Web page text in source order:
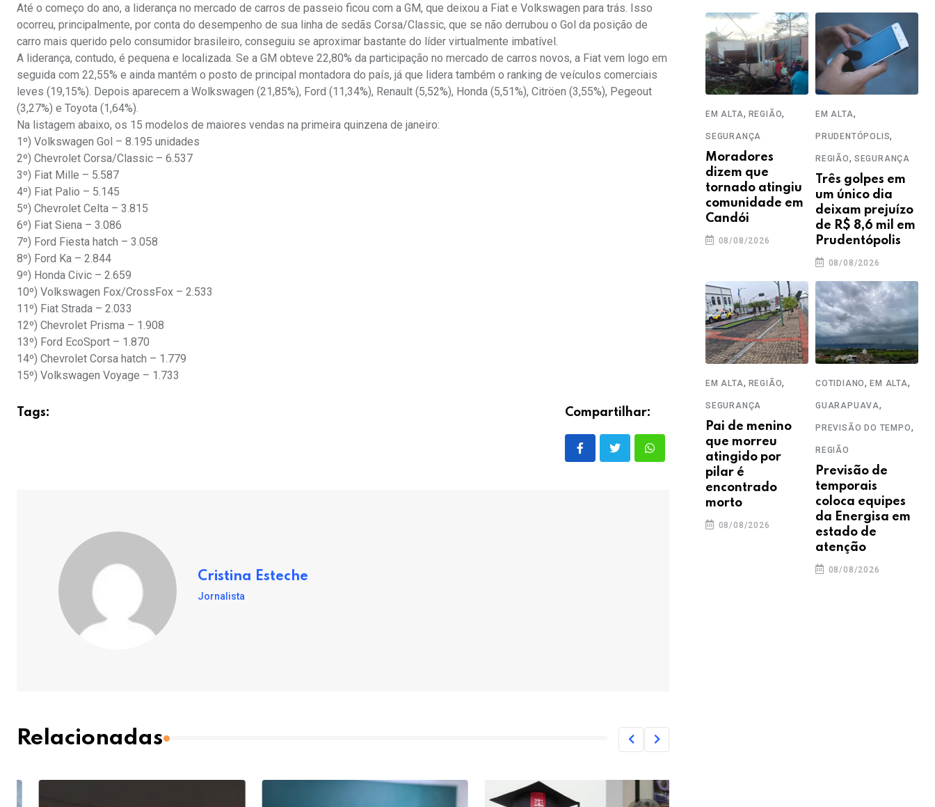
Até o começo do ano, a liderança no mercado de carros de passeio ficou com a GM, que deixou a Fiat e Volkswagen para trás. Isso
ocorreu, principalmente, por conta do desempenho de sua linha de sedãs Corsa/Classic, que se não derrubou o Gol da posição de
carro mais querido pelo consumidor brasileiro, conseguiu se aproximar bastante do líder virtualmente imbatível.
A liderança, contudo, é pequena e localizada. Se a GM obteve 22,80% da participação no mercado de carros novos, a Fiat vem logo em
seguida com 22,55% e ainda mantém o posto de principal montadora do país, já que lidera também o ranking de veículos comerciais
leves (19,15%). Depois aparecem a Wolkswagen (21,85%), Ford (11,34%), Renault (5,52%), Honda (5,51%), Citröen (3,55%), Pegeout
(3,27%) e Toyota (1,64%).
Na listagem abaixo, os 15 modelos de maiores vendas na primeira quinzena de janeiro:
1º) Volkswagen Gol – 8.195 unidades
2º) Chevrolet Corsa/Classic – 6.537
3º) Fiat Mille – 5.587
4º) Fiat Palio – 5.145
5º) Chevrolet Celta – 3.815
6º) Fiat Siena – 3.086
7º) Ford Fiesta hatch – 3.058
8º) Ford Ka – 2.844
9º) Honda Civic – 2.659
10º) Volkswagen Fox/CrossFox – 2.533
11º) Fiat Strada – 2.033
12º) Chevrolet Prisma – 1.908
13º) Ford EcoSport – 1.870
14º) Chevrolet Corsa hatch – 1.779
15º) Volkswagen Voyage – 1.733
Tags: Compartilhar:
Cristina Esteche
Jornalista
Relacionadas
EM ALTA, REGIÃO,
SEGURANÇA
Moradores
dizem que
tornado atingiu
comunidade em
Candói
08/08/2026
EM ALTA,
PRUDENTÓPOLIS,
REGIÃO, SEGURANÇA
Três golpes em
um único dia
deixam prejuízo
de R$ 8,6 mil em
Prudentópolis
08/08/2026
EM ALTA, REGIÃO,
SEGURANÇA
Pai de menino
que morreu
atingido por
pilar é
encontrado
morto
08/08/2026
COTIDIANO,EM ALTA,
GUARAPUAVA,
PREVISÃO DO TEMPO,
REGIÃO
Previsão de
temporais
coloca equipes
da Energisa em
estado de
atenção
08/08/2026